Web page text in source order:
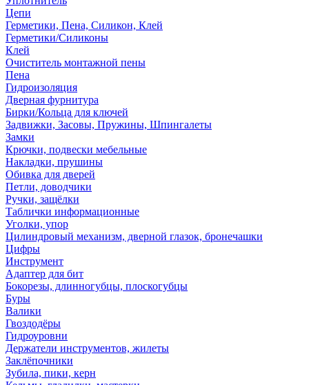
Цепи
Герметики, Пена, Силикон, Клей
Герметики/Силиконы
Клей
Очиститель монтажной пены
Пена
Гидроизоляция
Дверная фурнитура
Бирки/Кольца для ключей
Задвижки, Засовы, Пружины, Шпингалеты
Замки
Крючки, подвески мебельные
Накладки, прушины
Обивка для дверей
Петли, доводчики
Ручки, защёлки
Таблички информационные
Уголки, упор
Цилиндровый механизм, дверной глазок, бронечашки
Цифры
Инструмент
Адаптер для бит
Бокорезы, длинногубцы, плоскогубцы
Буры
Валики
Гвоздодёры
Гидроуровни
Держатели инструментов, жилеты
Заклёпочники
Зубила, пики, керн